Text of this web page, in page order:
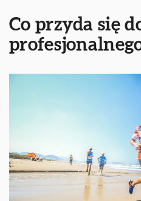
Co przyda się